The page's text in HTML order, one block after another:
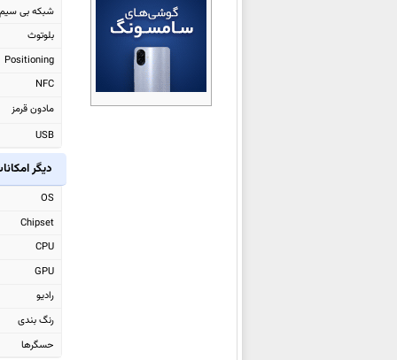
شیائومی Black Shark Gaming
شیائومی Poco M8 Pro
شبکه بی سیم
بلوتوث
Positioning
NFC
مادون قرمز
USB
دیگر
OS
Chipset
CPU
GPU
رادیو
رنگ بندی
حسگرها